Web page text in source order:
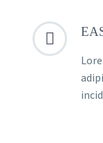

